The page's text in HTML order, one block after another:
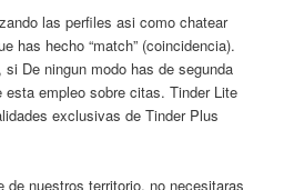
las perfiles asi­ como chatear
has hecho “match” (coincidencia).
De ningun modo has de segunda
esta empleo sobre citas. Tinder Lite
exclusivas de Tinder Plus
de nuestros territorio, no necesitaras